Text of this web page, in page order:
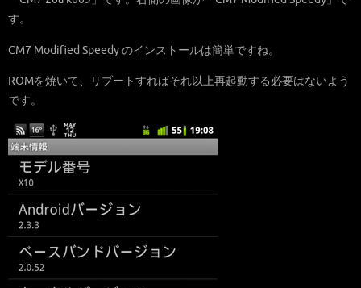
す。
CM7 Modified Speedy のインストールは簡単ですね。
ROMを焼いて、リブートすればそれ以上再起動する必要はないよう
です。